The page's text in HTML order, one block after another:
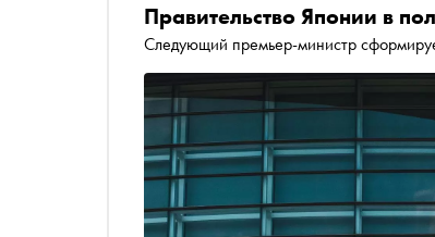
Правительство Японии в
Следующий премьер-министр